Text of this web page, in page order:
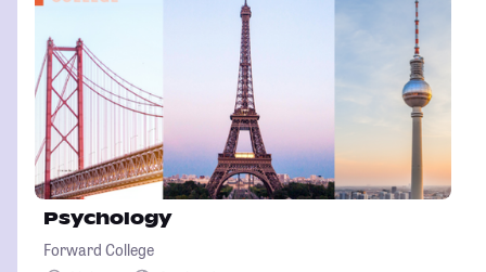
Psychology
Forward College